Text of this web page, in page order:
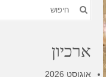
חפש
את:
ארכיון
אוגוסט 2026